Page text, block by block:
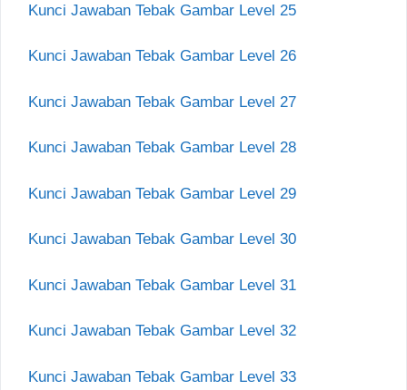
Kunci Jawaban Tebak Gambar Level 25
Kunci Jawaban Tebak Gambar Level 26
Kunci Jawaban Tebak Gambar Level 27
Kunci Jawaban Tebak Gambar Level 28
Kunci Jawaban Tebak Gambar Level 29
Kunci Jawaban Tebak Gambar Level 30
Kunci Jawaban Tebak Gambar Level 31
Kunci Jawaban Tebak Gambar Level 32
Kunci Jawaban Tebak Gambar Level 33